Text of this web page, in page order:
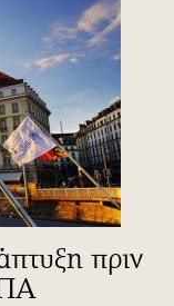
πριν